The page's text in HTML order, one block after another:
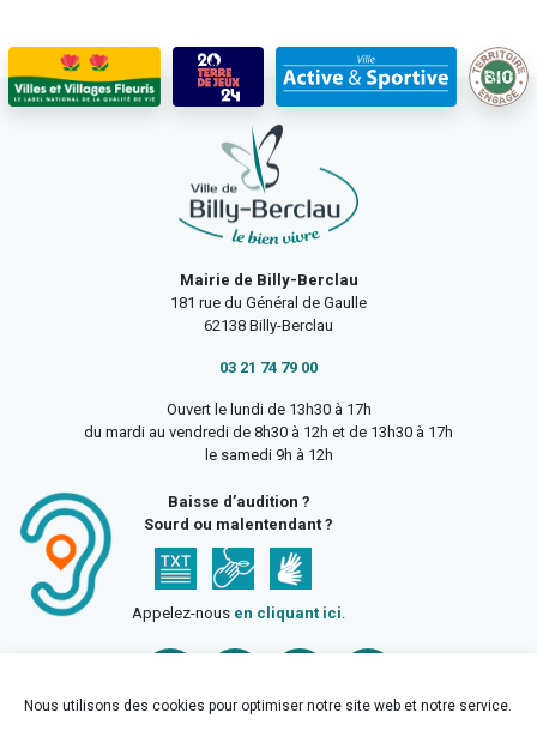
Nous utilisons des cookies pour optimiser notre site web et notre service.
Mairie de Billy-Berclau
181 rue du Général de Gaulle
62138 Billy-Berclau
03 21 74 79 00
Ouvert le lundi de 13h30 à 17h
du mardi au vendredi de 8h30 à 12h et de 13h30 à 17h
le samedi 9h à 12h
Baisse d’audition ?
Sourd ou malentendant ?
Appelez-nous en cliquant ici.